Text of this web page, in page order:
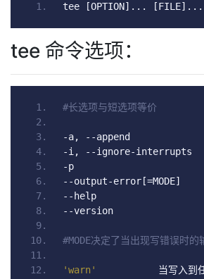
tee [OPTION]... [FILE]...
tee 命令选项：
#长选项与短选项等价
-a, --
-i, --ignore-
-
--output-error [=MODE]
--
--
#MODE决定了当出现写错误时的
'warn'
当写入到